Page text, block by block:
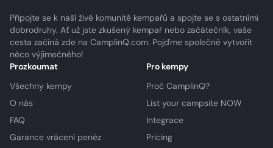
Připojte se k naší živé komunitě kempařů a spojte se s ostatními
dobrodruhy. Ať už jste zkušený kempař nebo začátečník, vaše
cesta začíná zde na CamplinQ.com. Pojďme společně vytvořit
něco výjimečného!
Prozkoumat
Všechny kempy
O nás
FAQ
Garance vrácení peněz
Pro kempy
Proč CamplinQ?
List your campsite NOW
Integrace
Pricing